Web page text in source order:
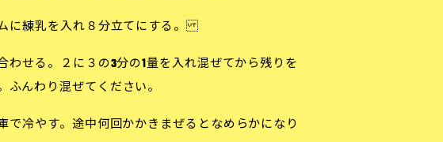
に練乳を入れ８分立てにする。
わせる。２に３の3分の1量を入れ混ぜてから残りを
ふんわり混ぜてください。
で冷やす。途中何回かかきまぜるとなめらかになり